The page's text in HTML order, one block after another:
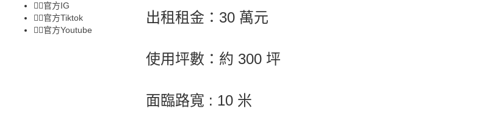
出租租金：30 萬元
使用坪數：約 300 坪
面臨路寬 : 10 米
👉🏻官方IG
👉🏻官方Tiktok
👉🏻官方Youtube